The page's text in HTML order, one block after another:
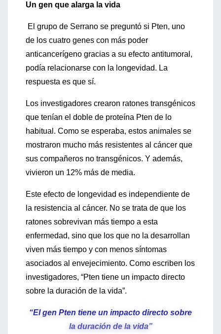
Un gen que alarga la vida
El grupo de Serrano se preguntó si Pten, uno
de los cuatro genes con más poder
anticancerígeno gracias a su efecto antitumoral,
podía relacionarse con la longevidad. La
respuesta es que sí.
Los investigadores crearon ratones transgénicos
que tenían el doble de proteína Pten de lo
habitual. Como se esperaba, estos animales se
mostraron mucho más resistentes al cáncer que
sus compañeros no transgénicos. Y además,
vivieron un 12% más de media.
Este efecto de longevidad es independiente de
la resistencia al cáncer. No se trata de que los
ratones sobrevivan más tiempo a esta
enfermedad, sino que los que no la desarrollan
viven más tiempo y con menos síntomas
asociados al envejecimiento. Como escriben los
investigadores, “Pten tiene un impacto directo
sobre la duración de la vida”.
“El gen Pten tiene un impacto directo sobre
la duración de la vida”